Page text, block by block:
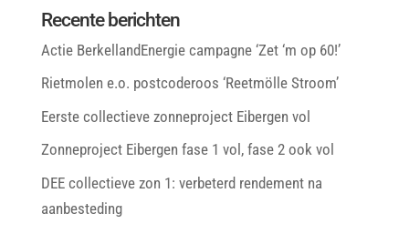
Recente berichten
Actie BerkellandEnergie campagne ‘Zet ‘m op 60!’
Rietmolen e.o. postcoderoos ‘Reetmölle Stroom’
Eerste collectieve zonneproject Eibergen vol
Zonneproject Eibergen fase 1 vol, fase 2 ook vol
DEE collectieve zon 1: verbeterd rendement na
aanbesteding